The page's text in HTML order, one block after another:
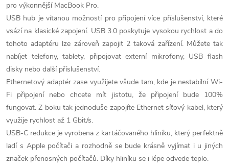
pro výkonnější MacBook Pro.
USB hub je vítanou možností pro připojení více příslušenství, které
vsází na klasické zapojení. USB 3.0 poskytuje vysokou rychlost a do
tohoto adaptéru lze zároveň zapojit 2 taková zařízení. Můžete tak
nabíjet telefony, tablety, připojovat externí mikrofony, USB flash
disky nebo další příslušenství.
Ethernetový adaptér zase využijete všude tam, kde je nestabilní Wi-
Fi připojení nebo chcete mít jistotu, že připojení bude 100%
fungovat. Z boku tak jednoduše zapojíte Ethernet síťový kabel, který
využije rychlost až 1 Gbit/s.
USB-C redukce je vyrobena z kartáčovaného hliníku, který perfektně
ladí s Apple počítači a rozhodně se bude krásně vyjímat i u jiných
značek přenosných počítačů. Díky hliníku se i lépe odvede teplo.